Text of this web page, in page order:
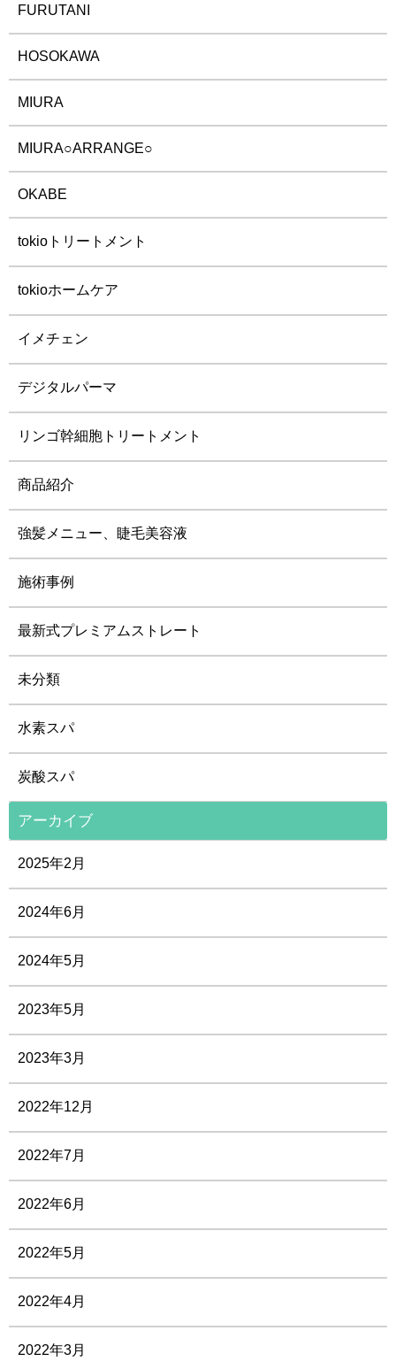
FURUTANI
HOSOKAWA
MIURA
MIURA○ARRANGE○
OKABE
tokioトリートメント
tokioホームケア
イメチェン
デジタルパーマ
リンゴ幹細胞トリートメント
商品紹介
強髪メニュー、睫毛美容液
施術事例
最新式プレミアムストレート
未分類
水素スパ
炭酸スパ
アーカイブ
2025年2月
2024年6月
2024年5月
2023年5月
2023年3月
2022年12月
2022年7月
2022年6月
2022年5月
2022年4月
2022年3月